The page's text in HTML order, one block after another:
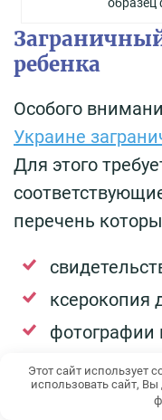
ребенка
Особого
Украине
Для этого
перечень
ксерокопия
фотографии
размером
справка об
Этот сайт использует
использовать сайт, Вы